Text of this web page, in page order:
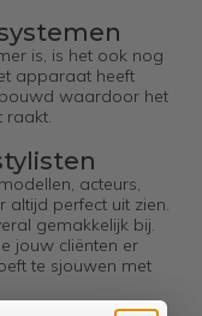
is, is het ook nog
apparaat heeft
waardoor het
raakt.
acteurs,
altijd perfect uit zien.
gemakkelijk bij.
jouw cliënten er
te sjouwen met